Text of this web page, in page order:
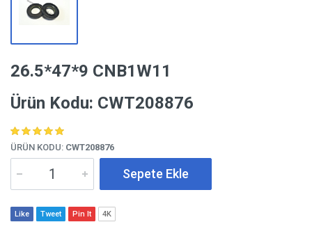
26.5*47*9 CNB1W11
Ürün Kodu: CWT208876
ÜRÜN KODU: CWT208876
Sepete Ekle
Like Tweet Pin It 4K